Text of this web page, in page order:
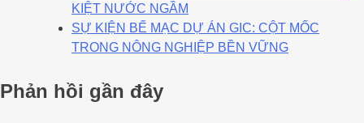
KIỆT NƯỚC NGẦM
SỰ KIỆN BẾ MẠC DỰ ÁN GIC: CỘT MỐC
TRONG NÔNG NGHIỆP BỀN VỮNG
Phản hồi gần đây